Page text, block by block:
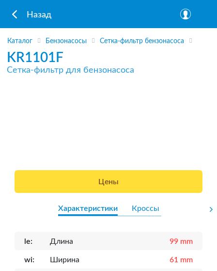
Назад
Каталог Бензонасосы Сетка-фильтр бензонасоса
KR1101F
Сетка-фильтр для бензонасоса
Цены
Характеристики Кроссы
le: Длина 99 mm
wi: Ширина 61 mm